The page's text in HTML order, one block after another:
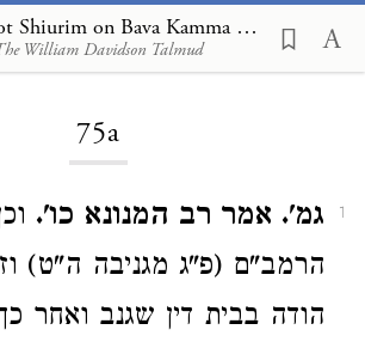
Reshimot Shiurim on Bava Kamma 75a
William Davidson Talmud
Loading...
75a
1 גמ'. אמר רב המנונא כו'.
הרמב"ם (פ"ג מגניבה ה"ט)
הודה בבית דין שגנב ואחר